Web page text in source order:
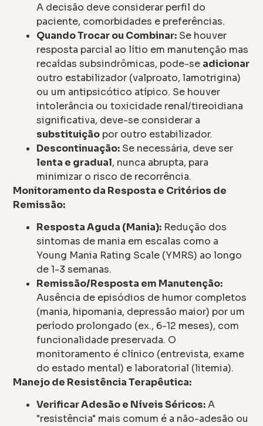
A decisão deve considerar perfil do
paciente, comorbidades e preferências.
Quando Trocar ou Combinar: Se houver
resposta parcial ao lítio em manutenção mas
recaídas subsindrômicas, pode-se adicionar
outro estabilizador (valproato, lamotrigina)
ou um antipsicótico atípico. Se houver
intolerância ou toxicidade renal/tireoidiana
significativa, deve-se considerar a
substituição por outro estabilizador.
Descontinuação: Se necessária, deve ser
lenta e gradual, nunca abrupta, para
minimizar o risco de recorrência.
Monitoramento da Resposta e Critérios de
Remissão:
Resposta Aguda (Mania): Redução dos
sintomas de mania em escalas como a
Young Mania Rating Scale (YMRS) ao longo
de 1-3 semanas.
Remissão/Resposta em Manutenção:
Ausência de episódios de humor completos
(mania, hipomania, depressão maior) por um
período prolongado (ex., 6-12 meses), com
funcionalidade preservada. O
monitoramento é clínico (entrevista, exame
do estado mental) e laboratorial (litemia).
Manejo de Resistência Terapêutica:
Verificar Adesão e Níveis Séricos:A
"resistência" mais comum é a não-adesão ou